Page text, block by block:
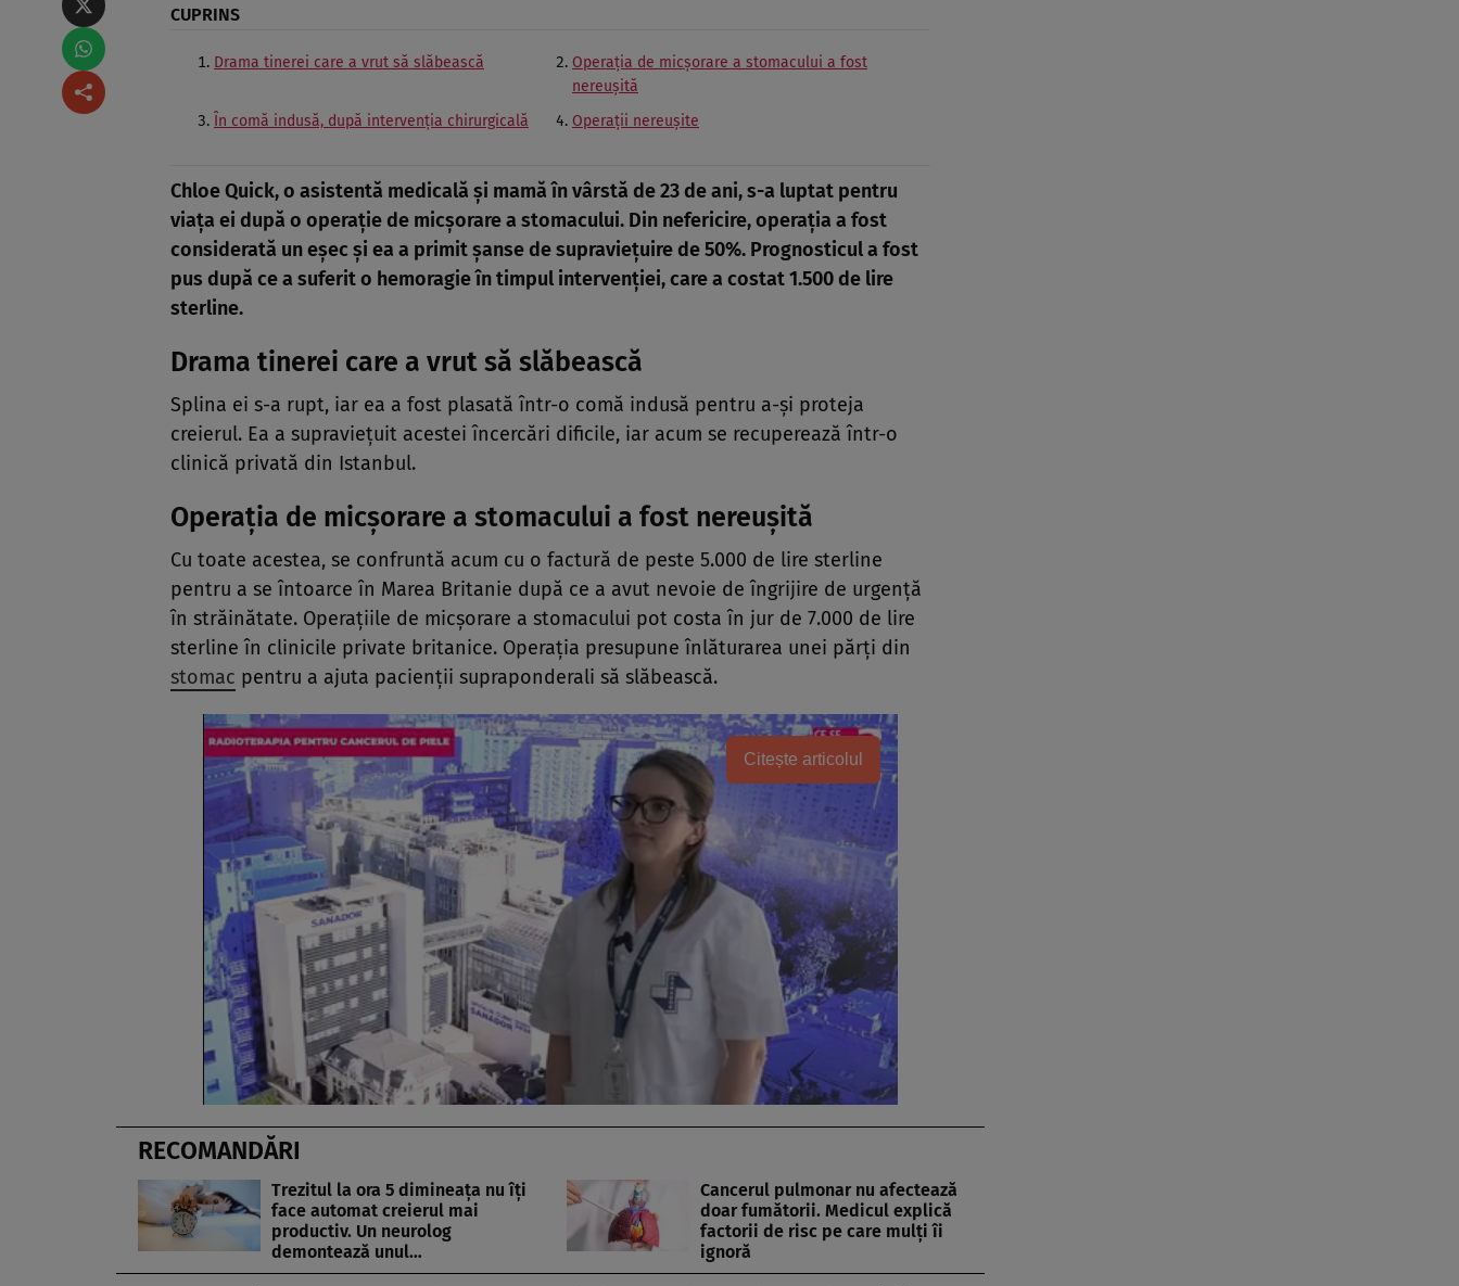
CUPRINS
Drama tinerei care a vrut să slăbească
Operația de micșorare a stomacului a fost
nereușită
În comă indusă, după intervenția chirurgicală
Operații nereușite
Chloe Quick, o asistentă medicală și mamă în vârstă de 23 de ani, s-a luptat pentru
viața ei după o operație de micșorare a stomacului. Din nefericire, operația a fost
considerată un eșec și ea a primit șanse de supraviețuire de 50%. Prognosticul a fost
pus după ce a suferit o hemoragieîn timpul intervenției, care a costat 1.500 de lire
sterline.
Drama tinerei care a vrut să slăbească
Splina ei s-a rupt, iar ea a fost plasată într-o comă indusă pentru a-și proteja
creierul. Ea a supraviețuit acestei încercări dificile, iar acum se recuperează într-o
clinică privată din Istanbul.
Operația de micșorare a stomacului a fost nereușită
Cu toate acestea, se confruntă acum cu o factură de peste 5.000 de lire sterline
pentru a se întoarce în Marea Britanie după ce a avut nevoie de îngrijire de urgență
în străinătate. Operațiile de micșorare a stomacului pot costa în jur de 7.000 de lire
sterline în clinicile private britanice. Operația presupune înlăturarea unei părți din
stomac pentru a ajuta pacienții supraponderali să slăbească.
Citește articolul
RECOMANDĂRI
Trezitul la ora 5 dimineața nu îți
face automat creierul mai
productiv. Un neurolog
demontează unul…
Cancerul pulmonar nu afectează
doar fumătorii. Medicul explică
factorii de risc pe care mulți îi
ignoră